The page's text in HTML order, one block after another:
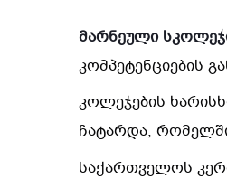
მარნეული
კომპეტენციების
კოლეჯების
ჩატარდა,
საქართველოს